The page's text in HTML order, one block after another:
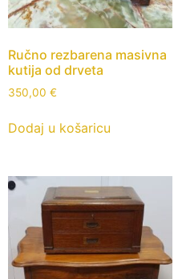
Ručno rezbarena masivna
kutija od drveta
350,00 €
Dodaj u košaricu